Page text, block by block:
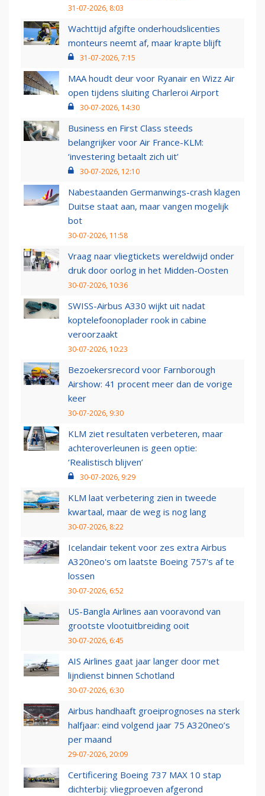
31-07-2026, 8:03
Wachttijd afgifte onderhoudslicenties
monteurs neemt af, maar krapte blijft
31-07-2026, 7:15
MAA houdt deur voor Ryanair en Wizz Air
open tijdens sluiting Charleroi Airport
30-07-2026, 14:30
Business en First Class steeds
belangrijker voor Air France-KLM:
‘investering betaalt zich uit’
30-07-2026, 12:10
Nabestaanden Germanwings-crash klagen
Duitse staat aan, maar vangen mogelijk
bot
30-07-2026, 11:58
Vraag naar vliegtickets wereldwijd onder
druk door oorlog in het Midden-Oosten
30-07-2026, 10:36
SWISS-Airbus A330 wijkt uit nadat
koptelefoonoplader rook in cabine
veroorzaakt
30-07-2026, 10:23
Bezoekersrecord voor Farnborough
Airshow: 41 procent meer dan de vorige
keer
30-07-2026, 9:30
KLM ziet resultaten verbeteren, maar
achteroverleunen is geen optie:
‘Realistisch blijven’
30-07-2026, 9:29
KLM laat verbetering zien in tweede
kwartaal, maar de weg is nog lang
30-07-2026, 8:22
Icelandair tekent voor zes extra Airbus
A320neo's om laatste Boeing 757's af te
lossen
30-07-2026, 6:52
US-Bangla Airlines aan vooravond van
grootste vlootuitbreiding ooit
30-07-2026, 6:45
AIS Airlines gaat jaar langer door met
lijndienst binnen Schotland
30-07-2026, 6:30
Airbus handhaaft groeiprognoses na sterk
halfjaar: eind volgend jaar 75 A320neo’s
per maand
29-07-2026, 20:09
Certificering Boeing 737 MAX 10 stap
dichterbij: vliegproeven afgerond